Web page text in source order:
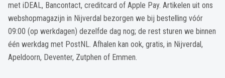
met iDEAL, Bancontact, creditcard of Apple Pay. Artikelen uit ons
webshopmagazijn in Nijverdal bezorgen we bij bestelling vóór
09:00 (op werkdagen) dezelfde dag nog; de rest sturen we binnen
één werkdag met PostNL. Afhalen kan ook, gratis, in Nijverdal,
Apeldoorn, Deventer, Zutphen of Emmen.